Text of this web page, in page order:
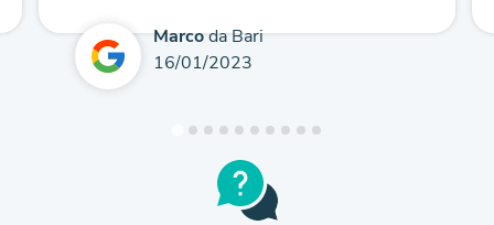
Marcoda Bari
16/01/2023